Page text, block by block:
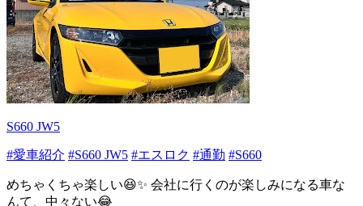
S660 JW5
#愛車紹介 #S660 JW5 #エスロク #通勤 #S660
めちゃくちゃ楽しい😆✨ 会社に行くのが楽しみになる車な
んて、中々ない😂